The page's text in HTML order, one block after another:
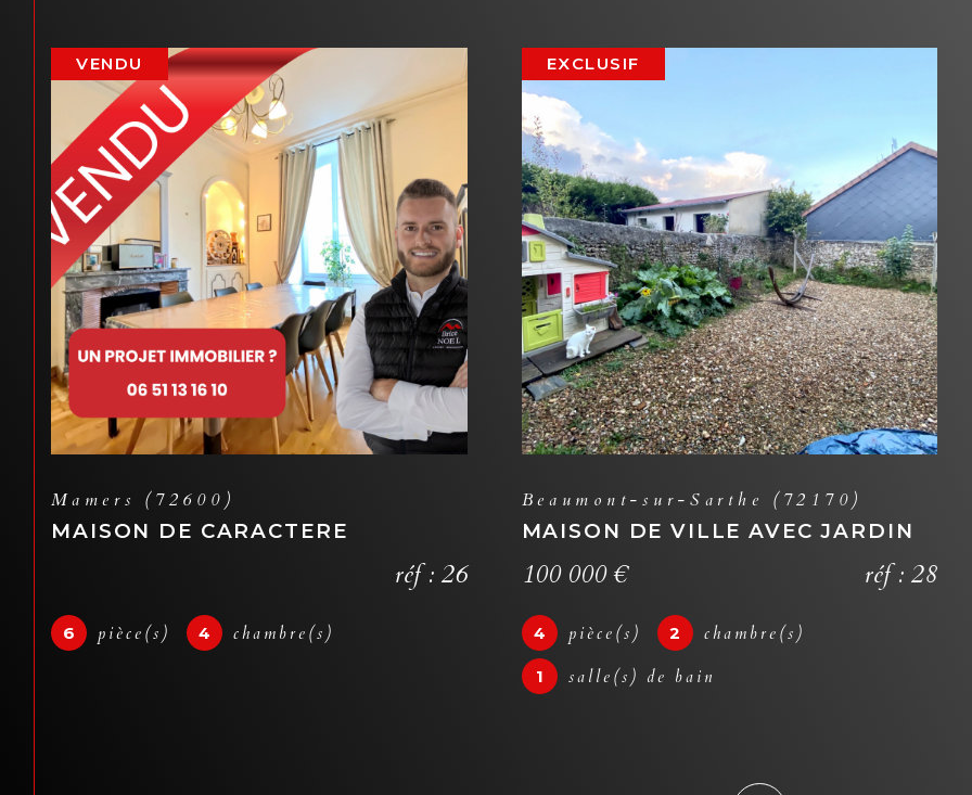
VENDU
Mézières-sur-Ponthouin (72290)
MAISON DE CAMPAGNE PLEINE
réf : 1
VENDU
Mamers (72600)
MAISON DE VILLE VUE SUR
réf : 3
4